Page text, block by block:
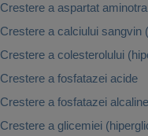
Crestere a aspartat
Crestere a calciului sangvin
Crestere a colesterolului
Crestere a fosfatazei acide
Crestere a fosfatazei alcaline
Crestere a glicemiei